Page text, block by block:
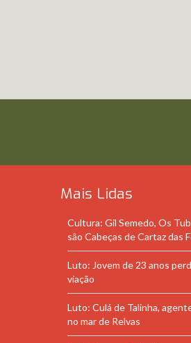
Mais Lidas
Cultura: Gil Semedo, Os
são Cabeças de Cartaz das
Luto: Jovem de 23 anos
viação
Luto: Culá de Talinha,
no mar de Relvas